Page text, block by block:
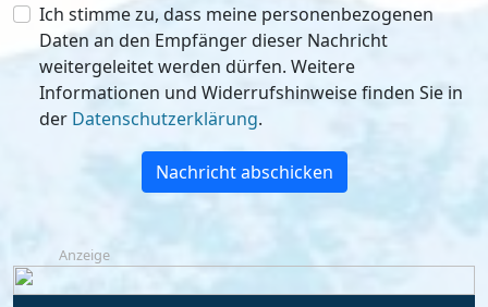
Ich stimme zu, dass meine personenbezogenen
Daten an den Empfänger dieser Nachricht
weitergeleitet werden dürfen. Weitere
Informationen und Widerrufshinweise finden Sie in
der Datenschutzerklärung.
Nachricht abschicken
Anzeige